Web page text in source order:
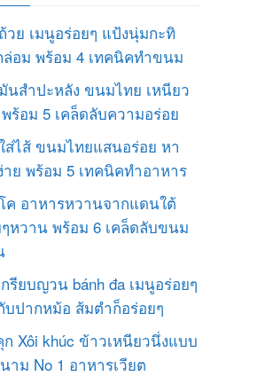
ย เมนูอร่อยๆ แป้งนุ่มกะทิ
ล่อม พร้อม 4 เทคนิคทำขนม
สำปะหลัง ขนมไทย เหนียว
ร้อม 5 เคล็ดลับความอร่อย
ไส้ ขนมไทยแสนอร่อย หา
ย พร้อม 5 เทคนิคทำอาหาร
อาหารหวานจากแดนใต้
หวาน พร้อม 6 เคล็ดลับขนม
รียบญวน bánh đa เมนูอร่อยๆ
ปากหม้อ ส้มตำก็อร่อยๆ
Xôi khúc ข้าวเหนียวนึ่งแบบ
าม No 1 อาหารเวียต